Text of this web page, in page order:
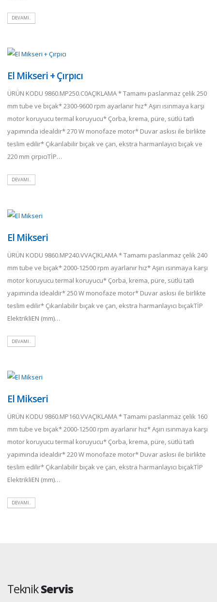
DEVAMI..
El Mikseri + Çırpıcı
ÜRÜN KODU 9860.MP250.C0AÇIKLAMA * Tamamı paslanmaz çelik 250
mm tube ve bıçak* 2300-9600 rpm ayarlanır hız* Aşırı ısınmaya karşı
motor koruyucu termal koruyucu* Çorba, krema, püre, sütlü tatlı
yapımında idealdir* 270 W monofaze motor* Duvar askısı ile birlikte
teslim edilir* Çıkarılabilir bıçak ve çan, ekstra harmanlayıcı bıçak ve
220 mm çırpıcıTİP…
DEVAMI..
El Mikseri
ÜRÜN KODU 9860.MP240.VVAÇIKLAMA * Tamamı paslanmaz çelik 240
mm tube ve bıçak* 2000-12500 rpm ayarlanır hız* Aşırı ısınmaya karşı
motor koruyucu termal koruyucu* Çorba, krema, püre, sütlü tatlı
yapımında idealdir* 250 W monofaze motor* Duvar askısı ile birlikte
teslim edilir* Çıkarılabilir bıçak ve çan, ekstra harmanlayıcı bıçakTİP
ElektrikliEN (mm)…
DEVAMI..
El Mikseri
ÜRÜN KODU 9860.MP160.VVAÇIKLAMA * Tamamı paslanmaz çelik 160
mm tube ve bıçak* 2000-12500 rpm ayarlanır hız* Aşırı ısınmaya karşı
motor koruyucu termal koruyucu* Çorba, krema, püre, sütlü tatlı
yapımında idealdir* 220 W monofaze motor* Duvar askısı ile birlikte
teslim edilir* Çıkarılabilir bıçak ve çan, ekstra harmanlayıcı bıçakTİP
ElektrikliEN (mm)…
DEVAMI..
TeknikServis